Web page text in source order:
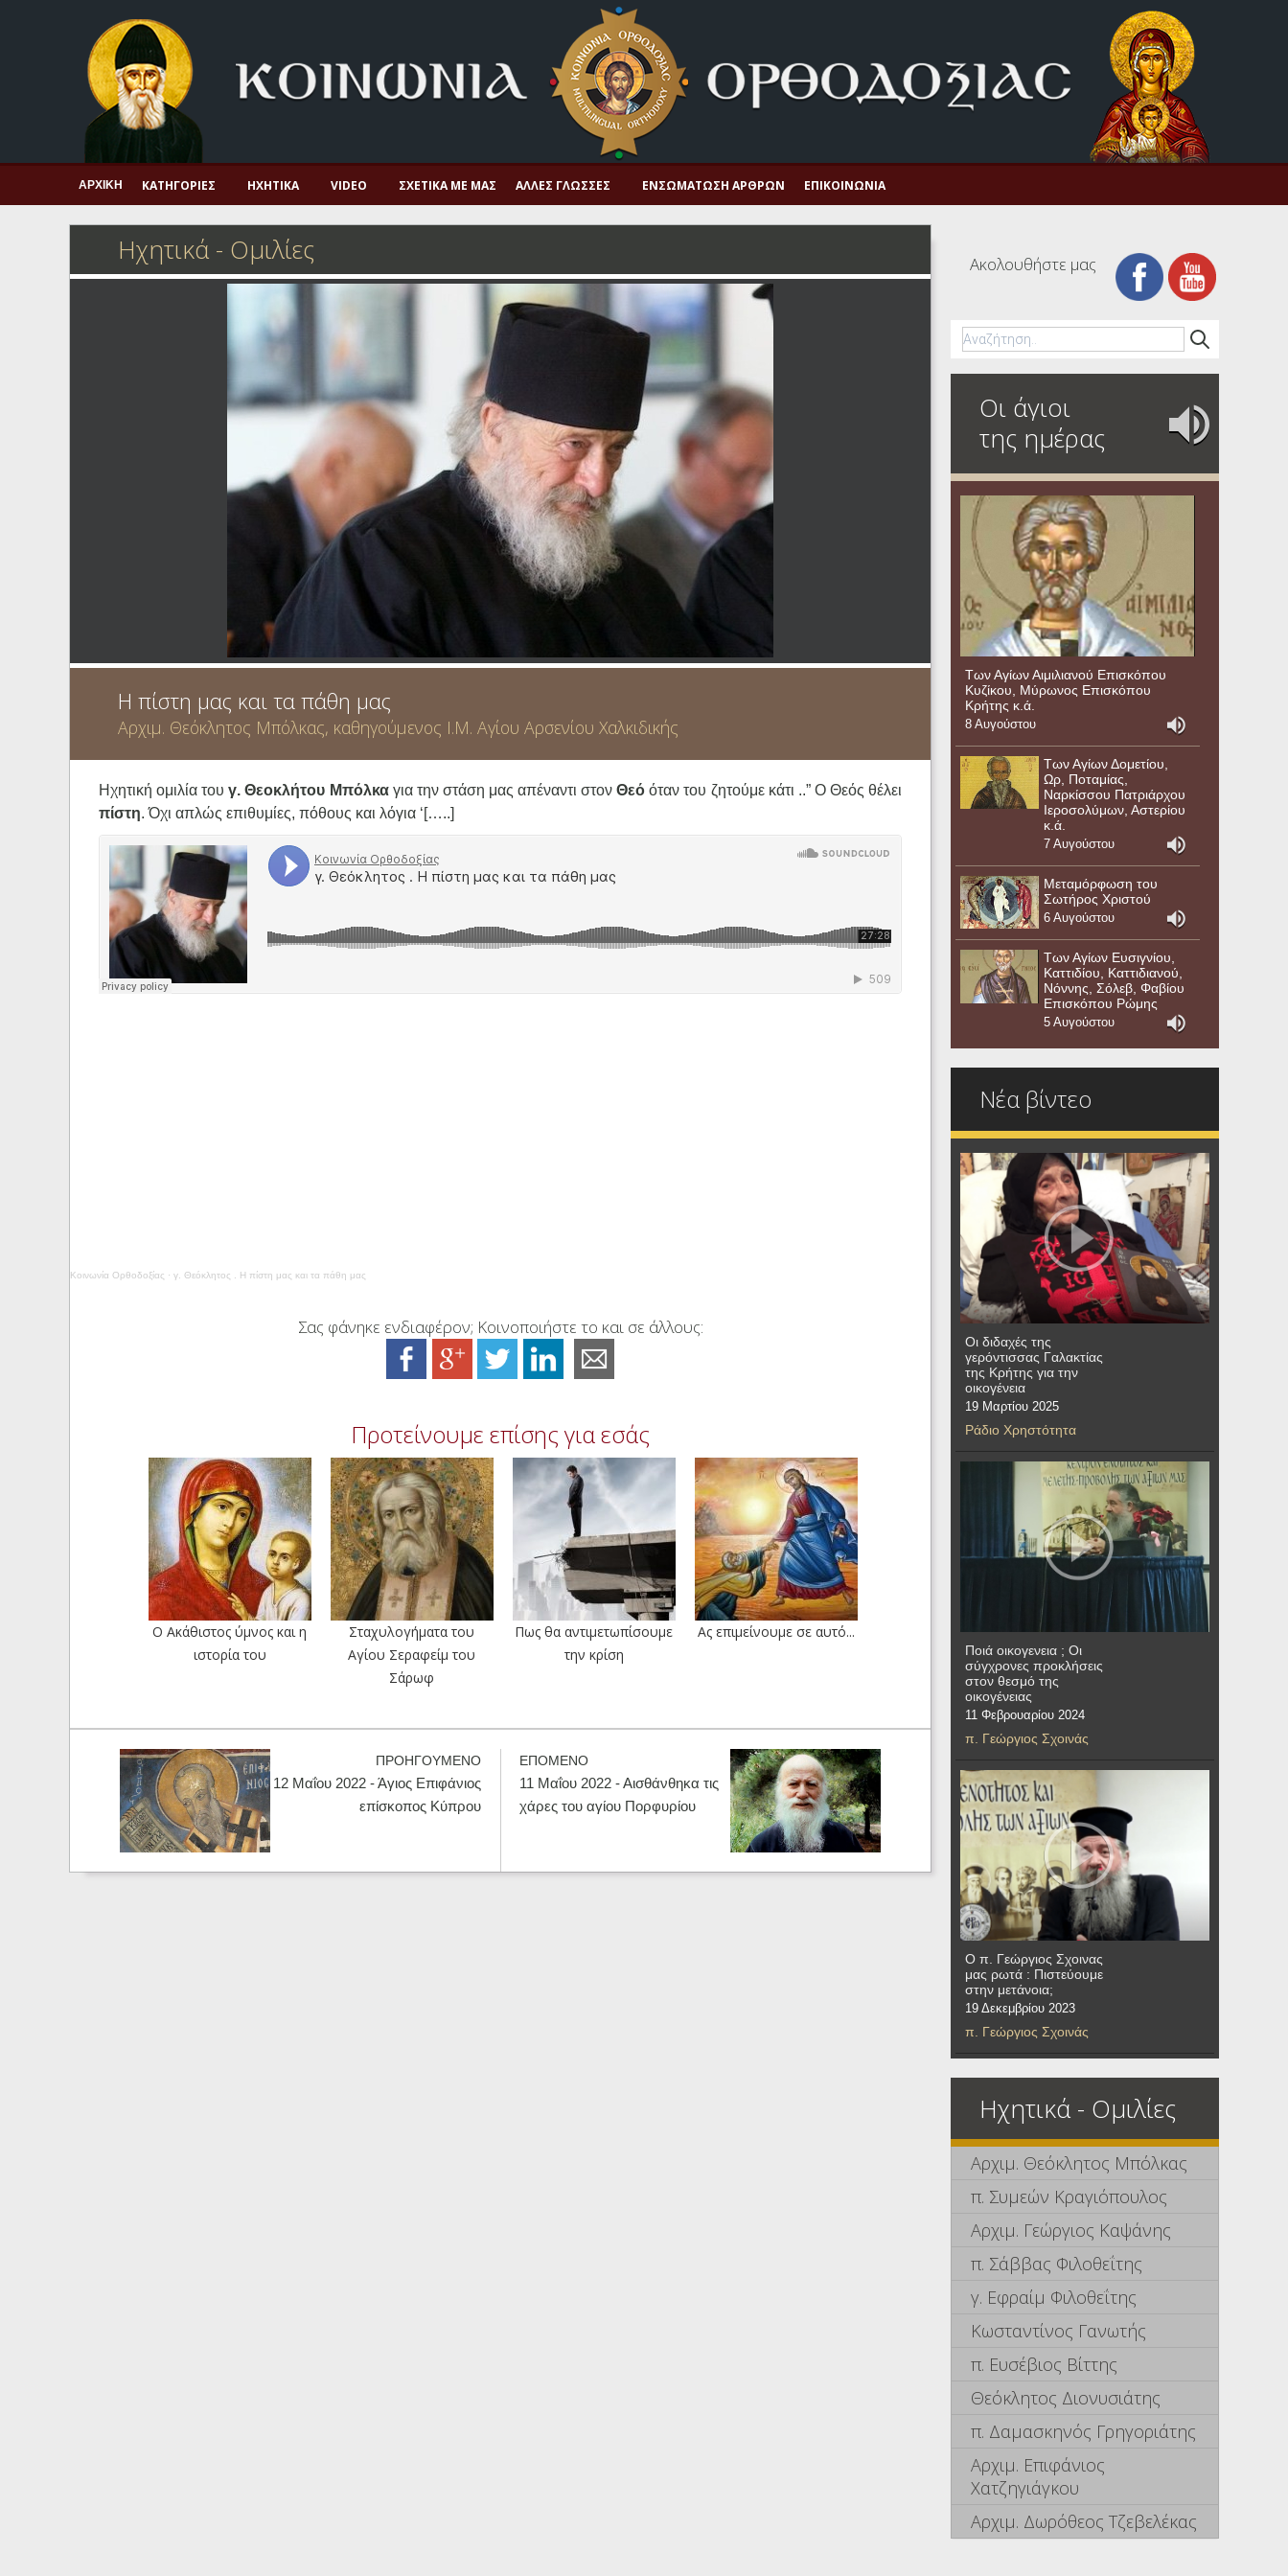
Πνευματική ζωή
Μαρτυρία και διδαχή
Λατρεία και προσευχή
Αγιολόγιο – Εορτολόγιο
ΑΡΧΙΚΉ ΚΑΤΗΓΟΡΊΕΣ ΗΧΗΤΙΚΆ VIDEO ΣΧΕΤΙΚΆ ΜΕ ΜΑΣ ΆΛΛΕΣ ΓΛΏΣΣΕΣ ΕΝΣΩΜΆΤΩΣΗ ΆΡΘΡΩΝ ΕΠΙΚΟΙΝΩΝΊΑ
Ηχητικά - Ομιλίες
Η πίστη μας και τα πάθη μας
Αρχιμ. Θεόκλητος Μπόλκας, καθηγούμενος Ι.Μ. Aγίου Αρσενίου Χαλκιδικής
Ηχητική ομιλία τουγ. Θεοκλήτου Μπόλκαγια την στάση μας απέναντι στονΘεό όταν του ζητούμε κάτι ..” Ο Θεός θέλει
πίστη. Όχι απλώς επιθυμίες, πόθους και λόγια ‘[…..]
Κοινωνία Ορθοδοξίας · γ. Θεόκλητος . Η πίστη μας και τα πάθη μας
Σας φάνηκε ενδιαφέρον; Κοινοποιήστε το και σε άλλους:
Προτείνουμε επίσης για εσάς
O Aκάθιστος ύμνος και η
ιστορία του
Σταχυλογήματα του
Αγίου Σεραφείμ του
Σάρωφ
Πως θα αντιμετωπίσουμε
την κρίση
Ας επιμείνουμε σε αυτό...
ΠΡΟΗΓΟΥΜΕΝΟ
12 Μαΐου 2022 - Άγιος Επιφάνιος
επίσκοπος Κύπρου
ΕΠΟΜΕΝΟ
11 Μαΐου 2022 - Αισθάνθηκα τις
χάρες του αγίου Πορφυρίου
Ακολουθήστε μας
Οι άγιοι
της ημέρας
Των Αγίων Αιμιλιανού Επισκόπου
Κυζίκου, Μύρωνος Επισκόπου
Κρήτης κ.ά.
8 Αυγούστου
Των Αγίων Δομετίου,
Ωρ, Ποταμίας,
Ναρκίσσου Πατριάρχου
Ιεροσολύμων, Αστερίου
κ.ά.
7 Αυγούστου
Μεταμόρφωση του
Σωτήρος Χριστού
6 Αυγούστου
Των Αγίων Ευσιγνίου,
Καττιδίου, Καττιδιανού,
Νόννης, Σόλεβ, Φαβίου
Επισκόπου Ρώμης
5 Αυγούστου
Νέα βίντεο
Οι διδαχές της
γερόντισσας Γαλακτίας
της Κρήτης για την
οικογένεια
19 Μαρτίου 2025
Ράδιο Χρηστότητα
Ποιά οικογενεια ; Οι
σύγχρονες προκλήσεις
στον θεσμό της
οικογένειας
11 Φεβρουαρίου 2024
π. Γεώργιος Σχοινάς
Ο π. Γεώργιος Σχοινας
μας ρωτά : Πιστεύουμε
στην μετάνοια;
19 Δεκεμβρίου 2023
π. Γεώργιος Σχοινάς
Ηχητικά - Ομιλίες
Αρχιμ. Θεόκλητος Μπόλκας
π. Συμεών Κραγιόπουλος
Αρχιμ. Γεώργιος Καψάνης
π. Σάββας Φιλοθεΐτης
γ. Εφραίμ Φιλοθεΐτης
Κωσταντίνος Γανωτής
π. Ευσέβιος Βίττης
Θεόκλητος Διονυσιάτης
π. Δαμασκηνός Γρηγοριάτης
Αρχιμ. Επιφάνιος
Χατζηγιάγκου
Αρχιμ. Δωρόθεος Τζεβελέκας